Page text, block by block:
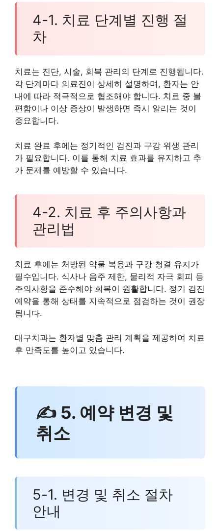
4-1. 치료 단계별 진행 절
차
치료는 진단, 시술, 회복 관리의 단계로 진행됩니다.
각 단계마다 의료진이 상세히 설명하며, 환자는 안
내에 따라 적극적으로 협조해야 합니다. 치료 중 불
편함이나 이상 증상이 발생하면 즉시 알리는 것이
중요합니다.
치료 완료 후에는 정기적인 검진과 구강 위생 관리
가 필요합니다. 이를 통해 치료 효과를 유지하고 추
가 문제를 예방할 수 있습니다.
4-2. 치료 후 주의사항과
관리법
치료 후에는 처방된 약물 복용과 구강 청결 유지가
필수입니다. 식사나 음주 제한, 물리적 자극 회피 등
주의사항을 준수해야 회복이 원활합니다. 정기 검진
예약을 통해 상태를 지속적으로 점검하는 것이 권장
됩니다.
대구치과는 환자별 맞춤 관리 계획을 제공하여 치료
후 만족도를 높이고 있습니다.
✍ 5. 예약 변경 및
취소
5-1. 변경 및 취소 절차
안내